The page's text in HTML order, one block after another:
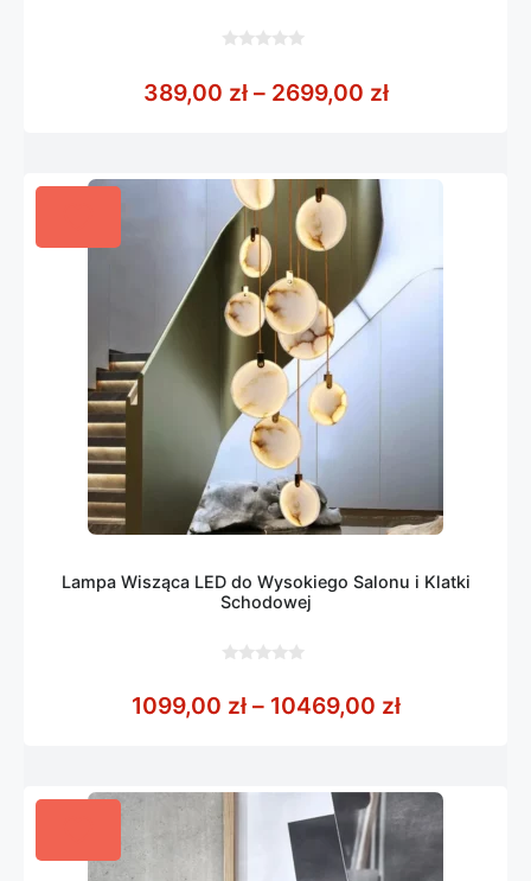
5
389,00 zł – 2699,00 złZakres cen:
Lampa Wisząca LED do Wysokiego Salonu i Klatki
Schodowej
5
1099,00 zł – 10469,00 złZakres